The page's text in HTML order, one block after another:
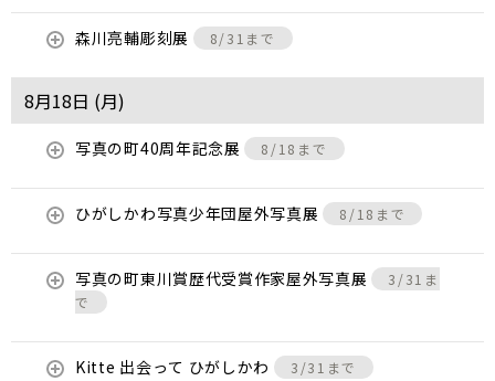
森川亮輔彫刻展 8/31まで
8月18日 (月)
写真の町40周年記念展 8/18まで
ひがしかわ写真少年団屋外写真展 8/18まで
写真の町東川賞歴代受賞作家屋外写真展
3/31ま
で
Kitte 出会って ひがしかわ 3/31まで